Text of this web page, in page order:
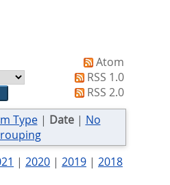
Atom
RSS 1.0
RSS 2.0
Type| Date| No
| 2020| 2019| 2018